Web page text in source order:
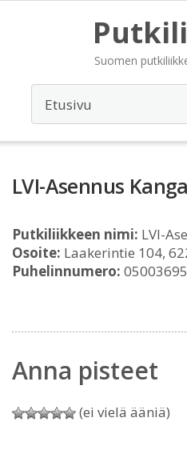
Suomen
LVI-Asennus
Putkiliikkeen nimi: LVI-
Osoite: Laakerintie 104,
Puhelinnumero:
Anna pisteet
(ei vielä ääniä)